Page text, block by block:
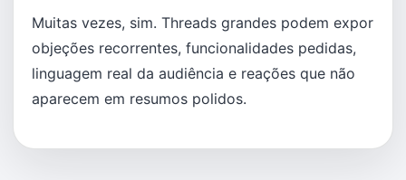
Muitas vezes, sim. Threads grandes podem expor
objeções recorrentes, funcionalidades pedidas,
linguagem real da audiência e reações que não
aparecem em resumos polidos.